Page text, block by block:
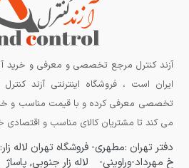
آزند کنترل مرجع تخصصی و معرفی و خرید
ایران است ، فروشگاه اینترنتی آزند
تخصصی معرفی کرده و با قیمت مناسب و
می کند تا مشتریان کالای مناسب و اقتصادی
دفتر تهران :مطهری-
خ مهرداد-وراوینی-
فروشگاه تهران لاله زار:
لاله زار جنوبی, پاساژ